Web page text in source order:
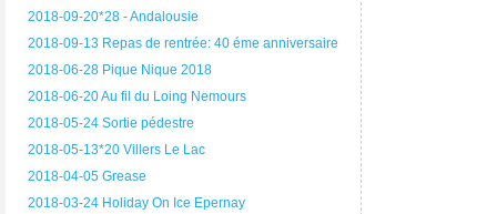
2018-09-20*28 - Andalousie
2018-09-13 Repas de rentrée: 40 éme anniversaire
2018-06-28 Pique Nique 2018
2018-06-20 Au fil du Loing Nemours
2018-05-24 Sortie pédestre
2018-05-13*20 Villers Le Lac
2018-04-05 Grease
2018-03-24 Holiday On Ice Epernay